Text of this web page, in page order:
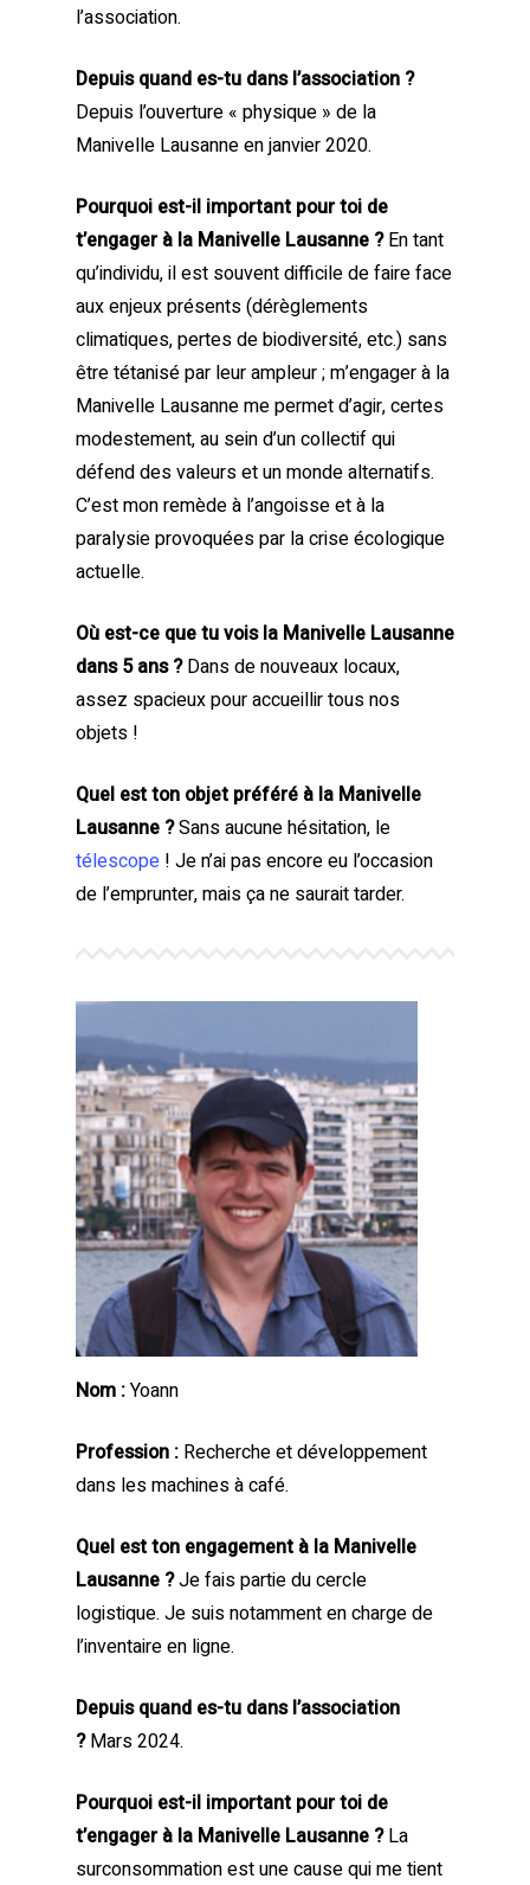
l’association.
Depuis quand es-tu dans l’association ?
Depuis l’ouverture « physique » de la
Manivelle Lausanne en janvier 2020.
Pourquoi est-il important pour toi de
t’engager à la Manivelle Lausanne ?En tant
qu’individu, il est souvent difficile de faire face
aux enjeux présents (dérèglements
climatiques, pertes de biodiversité, etc.) sans
être tétanisé par leur ampleur ; m’engager à la
Manivelle Lausanne me permet d’agir, certes
modestement, au sein d’un collectif qui
défend des valeurs et un monde alternatifs.
C’est mon remède à l’angoisse et à la
paralysie provoquées par la crise écologique
actuelle.
Où est-ce que tu vois la Manivelle Lausanne
dans 5 ans ?Dans de nouveaux locaux,
assez spacieux pour accueillir tous nos
objets !
Quel est ton objet préféré à la Manivelle
Lausanne ?Sans aucune hésitation, le
télescope ! Je n’ai pas encore eu l’occasion
de l’emprunter, mais ça ne saurait tarder.
Nom :Yoann
Profession : Recherche et développement
dans les machines à café.
Quel est ton engagement à la Manivelle
Lausanne ?Je fais partie du cercle
logistique. Je suis notamment en charge de
l’inventaire en ligne.
Depuis quand es-tu dans l’association
?Mars 2024.
Pourquoi est-il important pour toi de
t’engager à la Manivelle Lausanne ?La
surconsommation est une cause qui me tient